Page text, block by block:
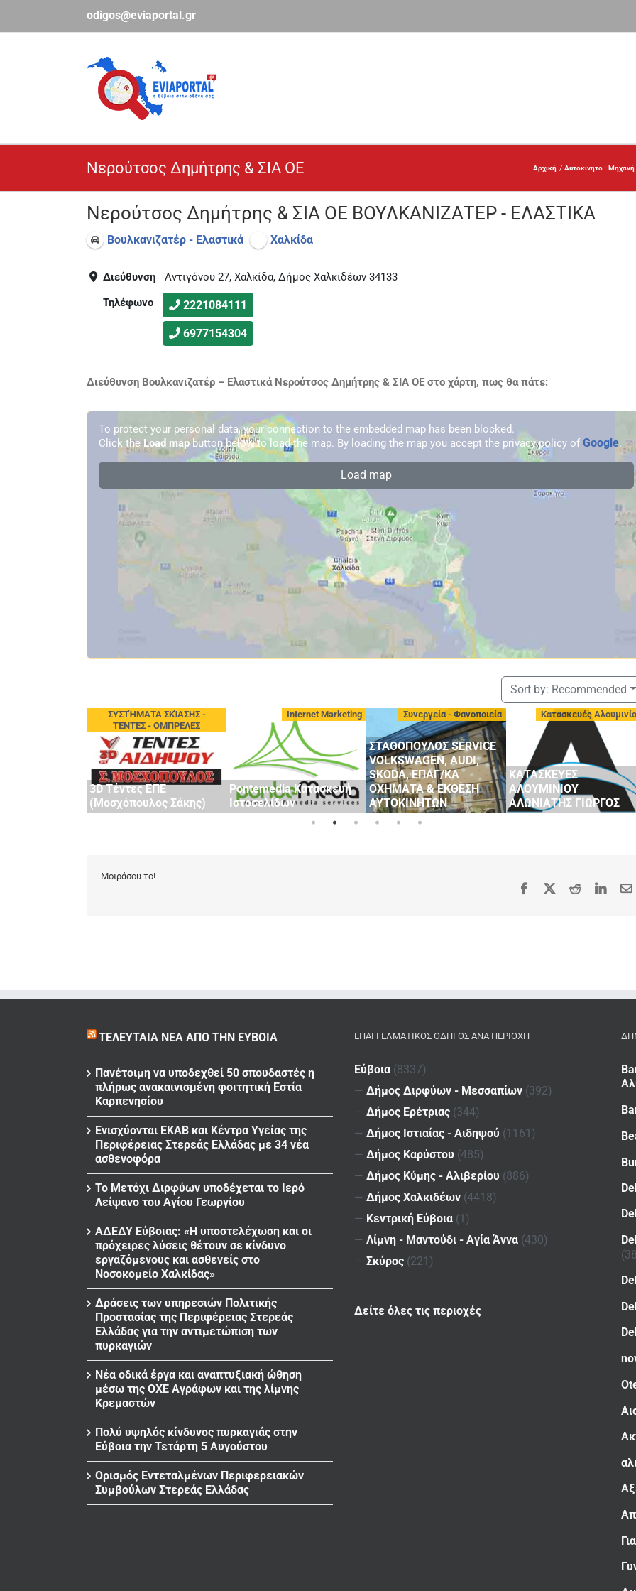
περιεχόμενο
odigos@eviaportal.gr
Νερούτσος Δημήτρης & ΣΙΑ ΟΕ Αρχική Αυτοκίνητο -
Νερούτσος Δημήτρης & ΣΙΑ ΟΕ ΒΟΥΛΚΑΝΙΖΑΤΕΡ - ΕΛΑΣΤΙΚΑ
Βουλκανιζατέρ - Ελαστικά Χαλκίδα
Διεύθυνση
Αντιγόνου 27, Χαλκίδα, Δήμος Χαλκιδέων 34133
Τηλέφωνο
2221084111
6977154304
Διεύθυνση Βουλκανιζατέρ – Ελαστικά Νερούτσος Δημήτρης & ΣΙΑ ΟΕ στο χάρτη, πως θα πάτε:
To protect your personal data, your connection to the embedded map has been blocked.
Click the Load mapbutton below to load the map. By loading the map you accept the privacy policy of Google.
Load map
Sort by: Recommended
ΣΥΣΤΉΜΑΤΑ ΣΚΊΑΣΗΣ -
ΤΕΝΤΕΣ - ΟΜΠΡΕΛΕΣ
3D Τέντες ΕΠΕ
(Μοσχόπουλος Σάκης)
Internet Marketing
Pontemedia Κατασκευή
Ιστοσελίδων
Συνεργεία - Φανοποιεία
ΣΤΑΘΟΠΟΥΛΟΣ SERVICE
VOLKSWAGEN, AUDI,
SKODA, ΕΠΑΓ/ΚΑ
ΟΧΗΜΑΤΑ & ΕΚΘΕΣΗ
ΑΥΤΟΚΙΝΗΤΩΝ
Κατασκευές
ΚΑΤΑΣΚΕΥΕΣ
ΑΛΟΥΜΙΝΙΟΥ
ΑΛΩΝΙΑΤΗΣ ΓΙΩΡΓΟΣ
Μοιράσου το!
Facebook Reddit
ΤΕΛΕΥΤΑΊΑ ΝΈΑ ΑΠΌ ΤΗΝ ΕΎΒΟΙΑ
Πανέτοιμη να υποδεχθεί 50 σπουδαστές η
πλήρως ανακαινισμένη φοιτητική Εστία
Καρπενησίου
Ενισχύονται ΕΚΑΒ και Κέντρα Υγείας της
Περιφέρειας Στερεάς Ελλάδας με 34 νέα
ασθενοφόρα
Το Μετόχι Διρφύων υποδέχεται το Ιερό
Λείψανο του Αγίου Γεωργίου
ΑΔΕΔΥ Εύβοιας: «Η υποστελέχωση και οι
πρόχειρες λύσεις θέτουν σε κίνδυνο
εργαζόμενους και ασθενείς στο
Νοσοκομείο Χαλκίδας»
Δράσεις των υπηρεσιών Πολιτικής
Προστασίας της Περιφέρειας Στερεάς
Ελλάδας για την αντιμετώπιση των
πυρκαγιών
Νέα οδικά έργα και αναπτυξιακή ώθηση
μέσω της ΟΧΕ Αγράφων και της λίμνης
Κρεμαστών
Πολύ υψηλός κίνδυνος πυρκαγιάς στην
Εύβοια την Τετάρτη 5 Αυγούστου
Ορισμός Εντεταλμένων Περιφερειακών
Συμβούλων Στερεάς Ελλάδας
ΕΠΑΓΓΕΛΜΑΤΙΚΌΣ ΟΔΗΓΌΣ ΑΝΆ ΠΕΡΙΟΧΉ
Εύβοια (8337)
— Δήμος Διρφύων - Μεσσαπίων (392)
— Δήμος Ερέτριας (344)
— Δήμος Ιστιαίας - Αιδηψού (1161)
— Δήμος Καρύστου (485)
— Δήμος Κύμης - Αλιβερίου (886)
— Δήμος Χαλκιδέων (4418)
— Κεντρική Εύβοια (1)
— Λίμνη - Μαντούδι - Αγία Άννα (430)
— Σκύρος (221)
Δείτε όλες τις περιοχές